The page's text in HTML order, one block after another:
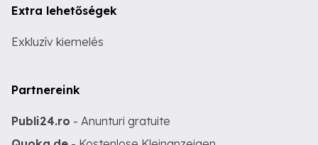
Extra lehetőségek
Exkluzív kiemelés
Partnereink
Publi24.ro - Anunturi gratuite